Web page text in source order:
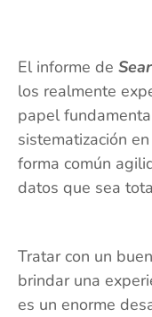
El informe de
los realmente
papel
sistematización
forma común
datos que sea
Tratar con un
brindar una
es un enorme